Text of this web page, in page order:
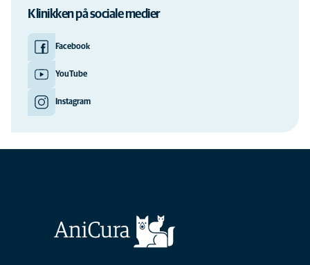
Klinikken på sociale medier
Facebook
YouTube
Instagram